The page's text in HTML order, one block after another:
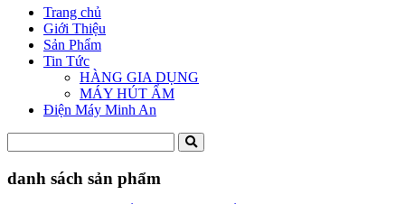
Trang chủ
Giới Thiệu
Sản Phẩm
Tin Tức
HÀNG GIA DỤNG
MÁY HÚT ẨM
Điện Máy Minh An
danh sách sản phẩm